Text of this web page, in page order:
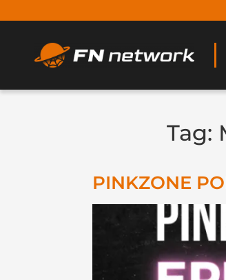
Tag:
PINKZONE